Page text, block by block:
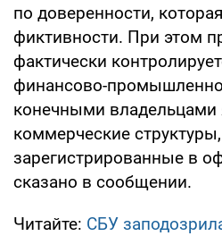
по доверенности,
фиктивности. При этом
фактически
финансово-
конечными владельцами
коммерческие структуры,
зарегистрированные в
сказано в сообщении.
Читайте: СБУ